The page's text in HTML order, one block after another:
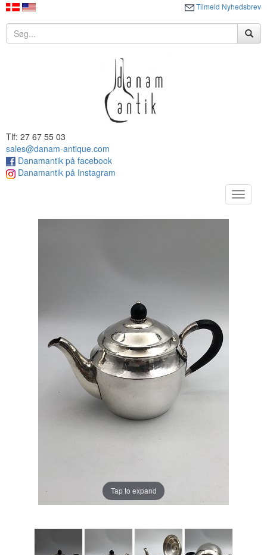
Tilmeld Nyhedsbrev
Tlf: 27 67 55 03
sales@danam-antique.com
Danamantik på facebook
Danamantik på Instagram
Toggle
Tap to expand